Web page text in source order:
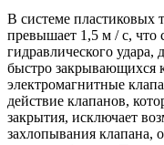
В системе пластиковых
превышает 1,5 м / с, что
гидравлического
быстро закрывающихся
электромагнитные
действие клапанов,
закрытия, исключает
захлопывания клапана,